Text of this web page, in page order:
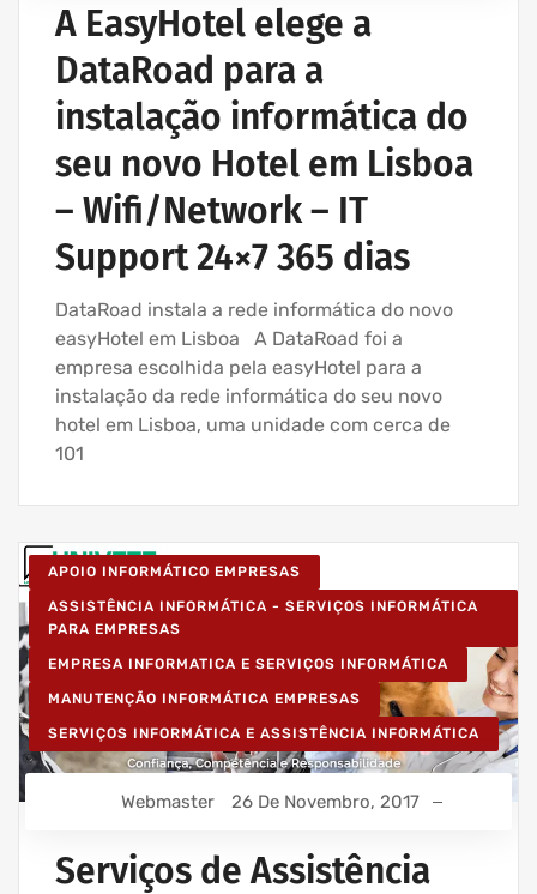
A EasyHotel elege a
DataRoad para a
instalação informática do
seu novo Hotel em Lisboa
– Wifi/Network – IT
Support 24×7 365 dias
DataRoad instala a rede informática do novo
easyHotel em Lisboa A DataRoad foi a
empresa escolhida pela easyHotel para a
instalação da rede informática do seu novo
hotel em Lisboa, uma unidade com cerca de
101
APOIO INFORMÁTICO EMPRESAS
ASSISTÊNCIA INFORMÁTICA - SERVIÇOS INFORMÁTICA
PARA EMPRESAS
EMPRESA INFORMATICA E SERVIÇOS INFORMÁTICA
MANUTENÇÃO INFORMÁTICA EMPRESAS
SERVIÇOS INFORMÁTICA E ASSISTÊNCIA INFORMÁTICA
Webmaster 26 De Novembro, 2017
Serviços de Assistência